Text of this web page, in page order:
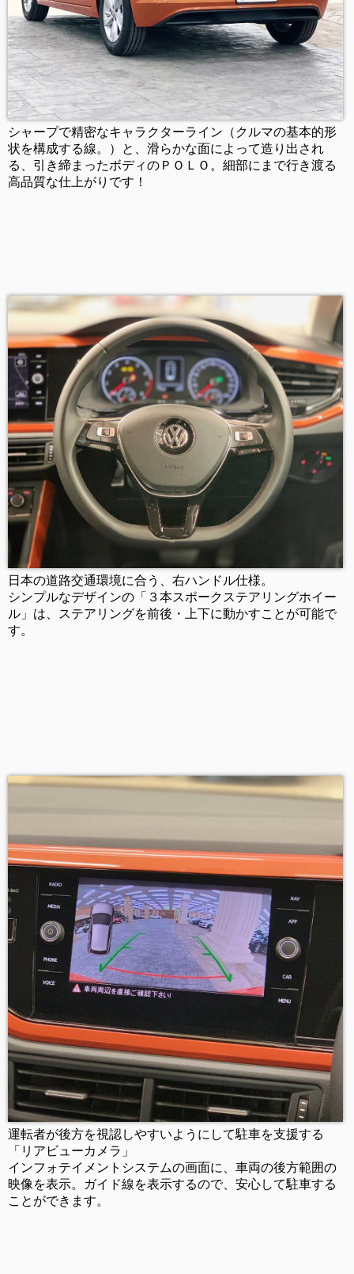
シャープで精密なキャラクターライン（クルマの基本的形
状を構成する線。）と、滑らかな面によって造り出され
る、引き締まったボディのＰＯＬＯ。細部にまで行き渡る
高品質な仕上がりです！
日本の道路交通環境に合う、 右ハンドル仕様。
シンプルなデザインの「３本スポークステアリングホイー
ル」は、ステアリングを前後・上下に動かすことが可能で
す。
運転者が後方を視認しやすいようにして駐車を支援する
「リアビューカメラ」
インフォテイメントシステムの画面に、車両の後方範囲の
映像を表示。
ガイド線を表示するので、安心して駐車する
ことができます。